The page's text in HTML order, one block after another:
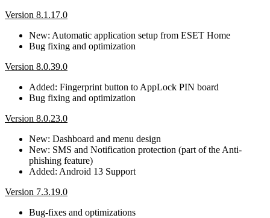
Version 8.1.17.0
New: Automatic application setup from ESET Home
Bug fixing and optimization
Version 8.0.39.0
Added: Fingerprint button to AppLock PIN board
Bug fixing and optimization
Version 8.0.23.0
New: Dashboard and menu design
New: SMS and Notification protection (part of the Anti-
phishing feature)
Added: Android 13 Support
Version 7.3.19.0
Bug-fixes and optimizations